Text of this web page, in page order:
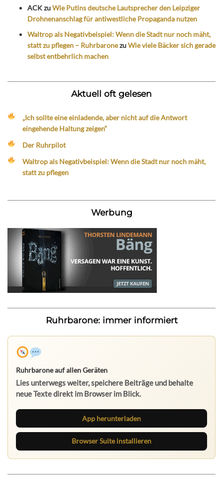
ACKzuWie Putins deutsche Lautsprecher den Leipziger
Drohnenanschlag für antiwestliche Propaganda nutzen
Waltrop als Negativbeispiel: Wenn die Stadt nur noch mäht,
statt zu pflegen – RuhrbaronezuWie viele Bäcker sich gerade
selbst entbehrlich machen
Aktuell oft gelesen
„Ich sollte eine einladende, aber nicht auf die Antwort
eingehende Haltung zeigen“
Der Ruhrpilot
Waltrop als Negativbeispiel: Wenn die Stadt nur noch mäht,
statt zu pflegen
Werbung
Ruhrbarone: immer informiert
Ruhrbarone auf allen Geräten
Lies unterwegs weiter, speichere Beiträge und behalte
neue Texte direkt im Browser im Blick.
App herunterladen
Browser Suite installieren